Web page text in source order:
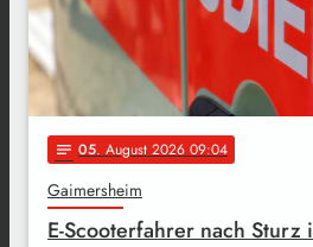
notes 05. August 2026 09:04
Gaimersheim
E-Scooterfahrer nach